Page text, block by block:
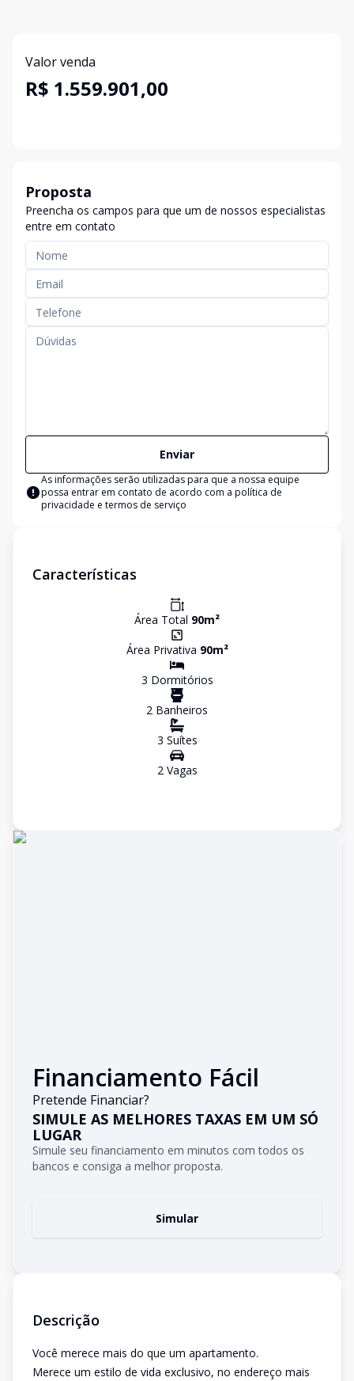
Valor venda
R$ 1.559.901,00
Proposta
Preencha os campos para que um de nossos especialistas
entre em contato
Enviar
As informações serão utilizadas para que a nossa equipe
possa entrar em contato de acordo com a política de
privacidade e termos de serviço
Características
Área Total 90m²
Área Privativa 90m²
3 Dormitórios
2 Banheiros
3 Suítes
2Vagas
Financiamento Fácil
Pretende Financiar?
SIMULE AS MELHORES TAXAS EM UM SÓ
LUGAR
Simule seu financiamento em minutos com todos os
bancos e consiga a melhor proposta.
Simular
Descrição
Você merece mais do que um apartamento.
Merece um estilo de vida exclusivo, no endereço mais